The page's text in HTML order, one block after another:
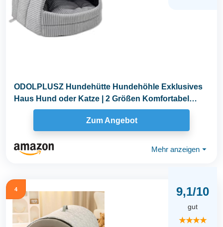
ODOLPLUSZ Hundehütte Hundehöhle Exklusives
Haus Hund oder Katze | 2 Größen Komfortabel
und...
Zum Angebot
Mehr anzeigen ⏷
4 9,1/10
gut
★★★★